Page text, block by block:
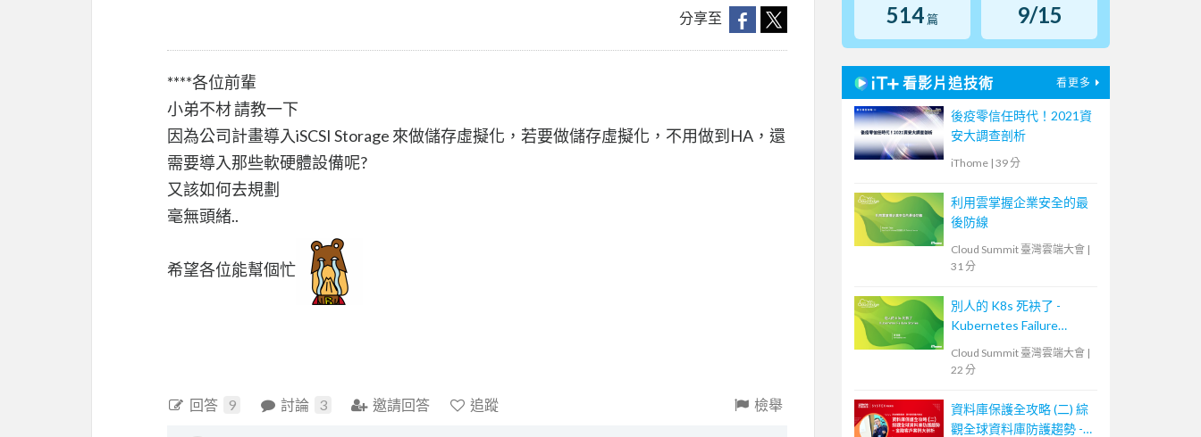
分享至
****各位前輩
小弟不材 請教一下
因為公司計畫導入iSCSI Storage 來做儲存虛擬化，若要做儲存虛擬化，不用做到HA，還
需要導入那些軟硬體設備呢?
又該如何去規劃
毫無頭緒..
希望各位能幫個忙
回答 9 討論 3 邀請回答 追蹤 檢舉
514 篇 9/15
看影片追技術 看更多
後疫零信任時代！2021資
安大調查剖析
iThome | 39 分
利用雲掌握企業安全的最
後防線
Cloud Summit 臺灣雲端大會 |
31 分
別人的 K8s 死袂了 -
Kubernetes Failure
Cloud Summit 臺灣雲端大會 |
22 分
資料庫保護全攻略 (二) 綜
觀全球資料庫防護趨勢 -